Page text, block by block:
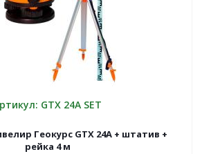
GTX 24A SET
Геокурс GTX 24A + штатив +
рейка 4 м